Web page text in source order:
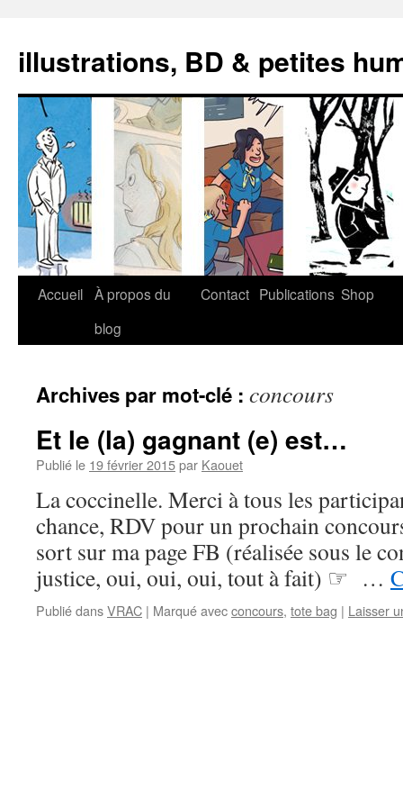
illustrations, BD & petites
Aller
Accueil À propos du
blog
Contact Publications Shop
Archives par mot-clé : concours
Et le (la) gagnant (e) est…
Publié le 19 février 2015par Kaouet
La coccinelle. Merci à tous les
chance, RDV pour un prochain
sort sur ma page FB (réalisée sous le
justice, oui, oui, oui, tout à fait) ☞ …
Publié dansVRAC | Marqué avecconcours, tote bag | Laisser